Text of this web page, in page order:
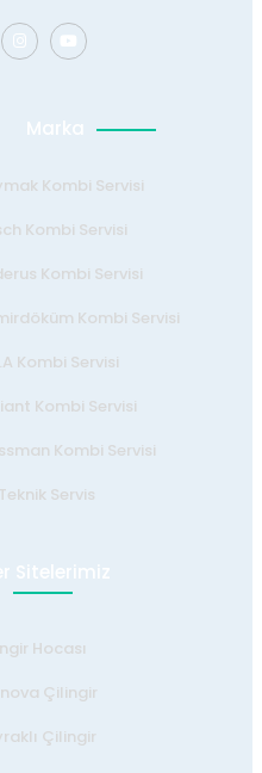
Marka
Kombi Servisi
Kombi Servisi
Kombi Servisi
Kombi Servisi
Kombi Servisi
Kombi Servisi
Kombi Servisi
Servis
Sitelerimiz
Hocası
Çilingir
Çilingir